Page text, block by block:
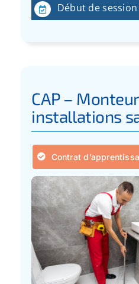
Début de
CAP –
installations
Contrat